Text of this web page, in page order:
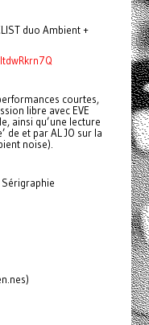
duo Ambient +
courtes,
libre avec EVE
ainsi qu’une lecture
de et par AL JO sur la
noise).
Sérigraphie